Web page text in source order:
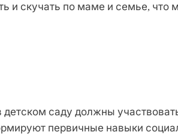
и скучать по маме и семье, что
саду должны
первичные навыки